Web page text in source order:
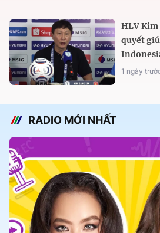
HLV
quyết
1 ngày
RADIO MỚI NHẤT